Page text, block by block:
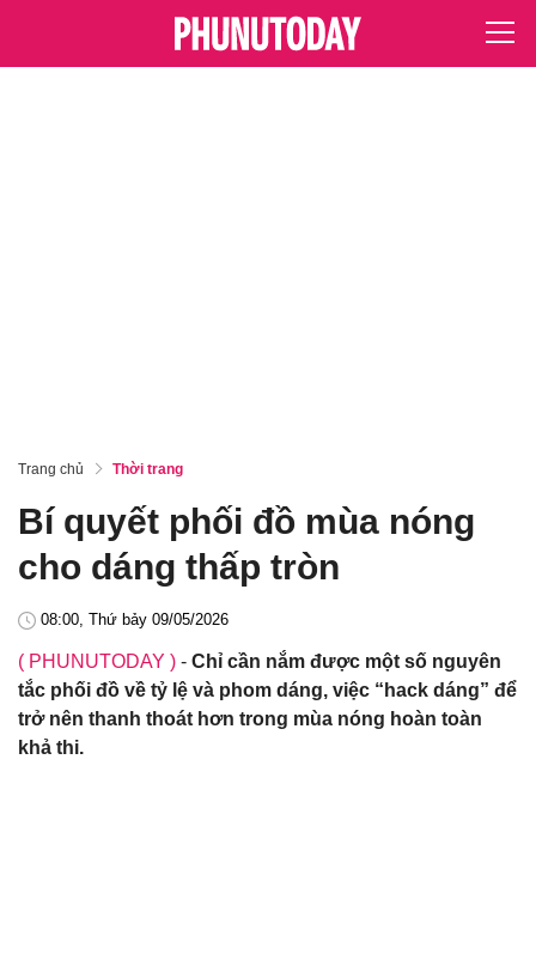
Trang chủ Thời trang
Bí quyết phối đồ mùa nóng
cho dáng thấp tròn
08:00, Thứ bảy 09/05/2026
( PHUNUTODAY ) - Chỉ cần nắm được một số nguyên
tắc phối đồ về tỷ lệ và phom dáng, việc “hack dáng” để
trở nên thanh thoát hơn trong mùa nóng hoàn toàn
khả thi.